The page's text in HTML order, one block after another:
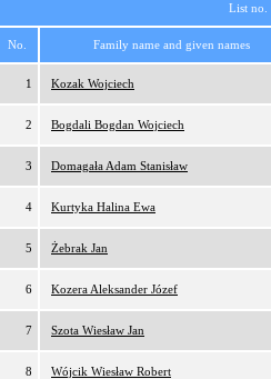
List
No. Family name and given names
1 Kozak Wojciech
2 Bogdali Bogdan Wojciech
3 Domagała Adam Stanisław
4 Kurtyka Halina Ewa
5 Żebrak Jan
6 Kozera Aleksander Józef
7 Szota Wiesław Jan
8 Wójcik Wiesław Robert